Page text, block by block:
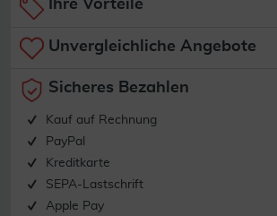
Ihre Vorteile
Unvergleichliche Angebote
Sicheres Bezahlen
Kauf auf Rechnung
PayPal
Kreditkarte
SEPA-Lastschrift
Apple Pay